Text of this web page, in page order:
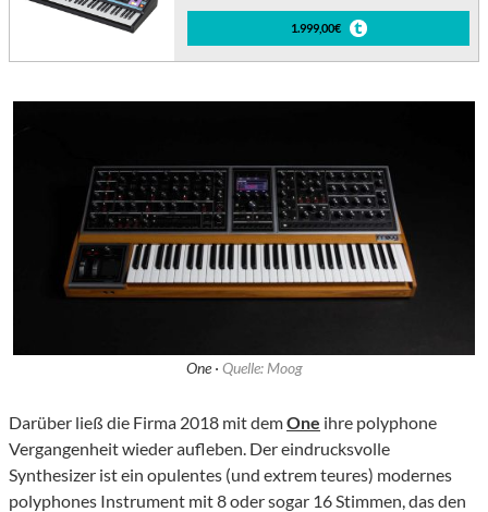
1.999,00€
One · Quelle: Moog
Darüber ließ die Firma 2018 mit demOne ihre polyphone
Vergangenheit wieder aufleben. Der eindrucksvolle
Synthesizer ist ein opulentes (und extrem teures) modernes
polyphones Instrument mit 8 oder sogar 16 Stimmen, das den